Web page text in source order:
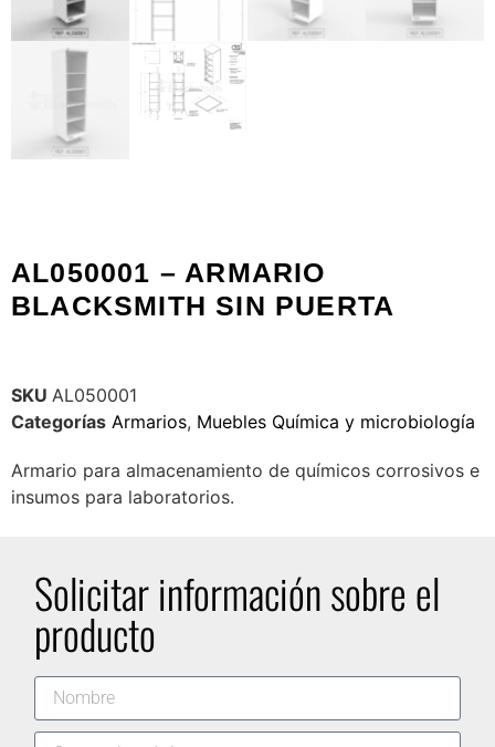
AL050001 – ARMARIO
BLACKSMITH SIN PUERTA
SKU AL050001
Categorías Armarios, Muebles Química y microbiología
Armario para almacenamiento de químicos corrosivos e
insumos para laboratorios.
Solicitar información sobre el
producto